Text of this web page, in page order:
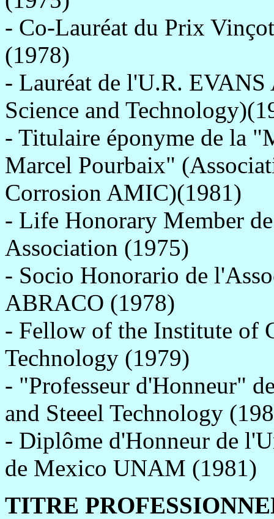
- Co-Lauréat du Prix
(1978)
- Lauréat de l'U.R.
Science and
- Titulaire éponyme de la
Marcel Pourbaix"
Corrosion AMIC)(1981)
- Life Honorary Member
Association (1975)
- Socio Honorario de
ABRACO (1978)
- Fellow of the Institute of
Technology (1979)
- "Professeur d'Honneur"
and Steeel Technology
- Diplôme d'Honneur de
de Mexico UNAM (1981)
TITRE